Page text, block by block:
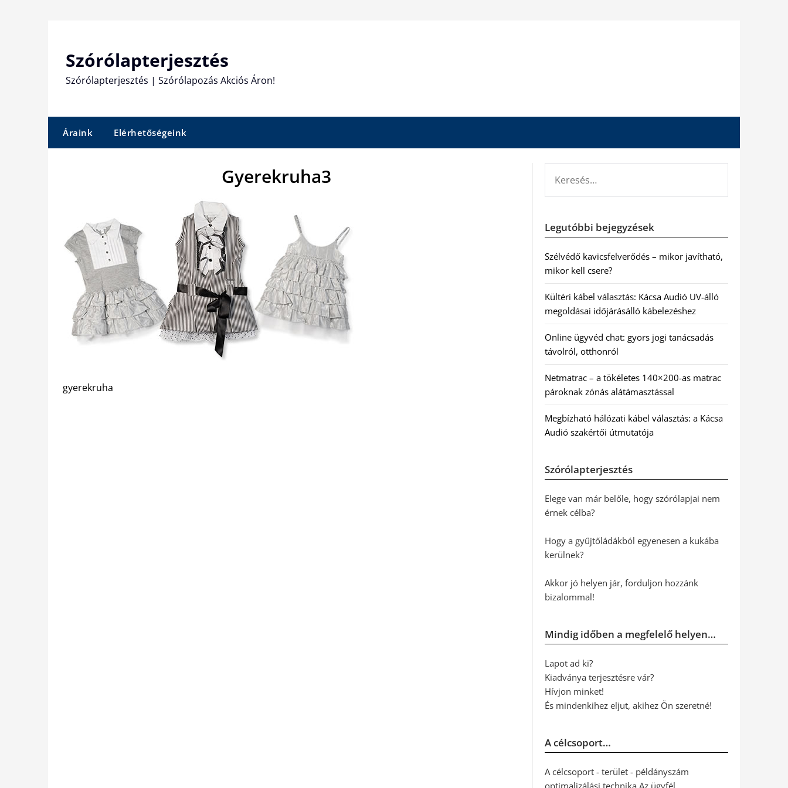
Szórólapterjesztés
Szórólapterjesztés | Szórólapozás Akciós Áron!
Áraink Elérhetőségeink
Gyerekruha3
gyerekruha
Legutóbbi bejegyzések
Szélvédő kavicsfelverődés – mikor javítható,
mikor kell csere?
Kültéri kábel választás: Kácsa Audió UV-álló
megoldásai időjárásálló kábelezéshez
Online ügyvéd chat: gyors jogi tanácsadás
távolról, otthonról
Netmatrac – a tökéletes 140×200-as matrac
pároknak zónás alátámasztással
Megbízható hálózati kábel választás: a Kácsa
Audió szakértői útmutatója
Szórólapterjesztés
Elege van már belőle, hogy szórólapjai nem
érnek célba?
Hogy a gyűjtőládákból egyenesen a kukába
kerülnek?
Akkor jó helyen jár, forduljon hozzánk
bizalommal!
Mindig időben a megfelelő helyen…
Lapot ad ki?
Kiadványa terjesztésre vár?
Hívjon minket!
És mindenkihez eljut, akihez Ön szeretné!
A célcsoport…
A célcsoport - terület - példányszám
optimalizálási technika Az ügyfél